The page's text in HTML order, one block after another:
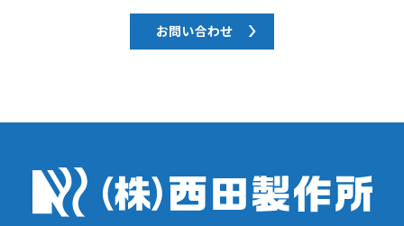
お問い合わせ